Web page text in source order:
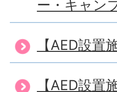
ー・キャン
【AED設置
【AED設